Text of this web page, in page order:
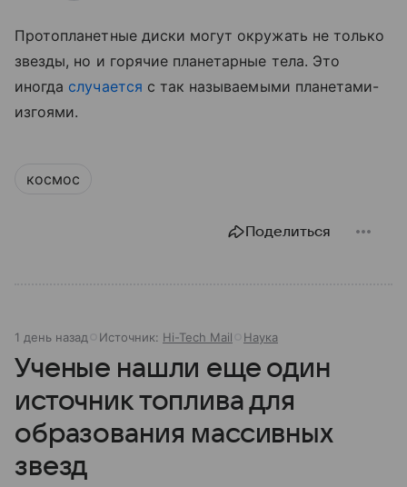
Протопланетные диски могут окружать не только
звезды, но и горячие планетарные тела. Это
иногда случается с так называемыми планетами-
изгоями.
космос
Поделиться
1 день назад Источник: Hi-Tech Mail Наука
Ученые нашли еще один
источник топлива для
образования массивных
звезд